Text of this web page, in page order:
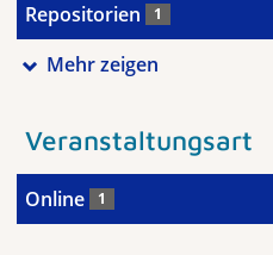
Repositorien 1
Mehr zeigen
Veranstaltungsart
Online 1